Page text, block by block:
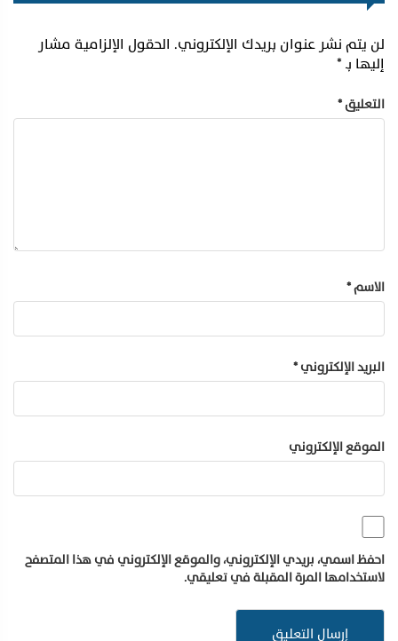
لن يتم نشر عنوان بريدك الإلكتروني. الحقول الإلزامية مشار
إليها بـ*
التعليق*
الاسم*
البريد الإلكتروني*
الموقع الإلكتروني
احفظ اسمي، بريدي الإلكتروني، والموقع الإلكتروني في هذا المتصفح
لاستخدامها المرة المقبلة في تعليقي.